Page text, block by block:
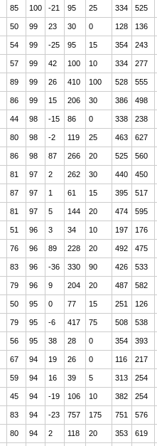
85 100 -21 95 25 334 525
50 99 23 30 0 128 136
54 99 -25 95 15 354 243
57 99 42 100 10 334 277
89 99 26 410 100 528 555
86 99 15 206 30 386 498
44 98 -15 86 0 338 238
80 98 -2 119 25 463 627
86 98 87 266 20 525 560
81 97 2 262 30 440 450
87 97 1 61 15 395 517
81 97 5 144 20 474 595
51 96 3 34 10 197 176
76 96 89 228 20 492 475
83 96 -36 330 90 426 533
79 96 9 204 20 487 582
50 95 0 77 15 251 126
79 95 -6 417 75 508 538
56 95 38 28 0 354 393
67 94 19 26 0 116 217
59 94 16 39 5 313 254
45 94 -19 106 10 382 254
83 94 -23 757 175 751 576
80 94 2 118 20 353 619